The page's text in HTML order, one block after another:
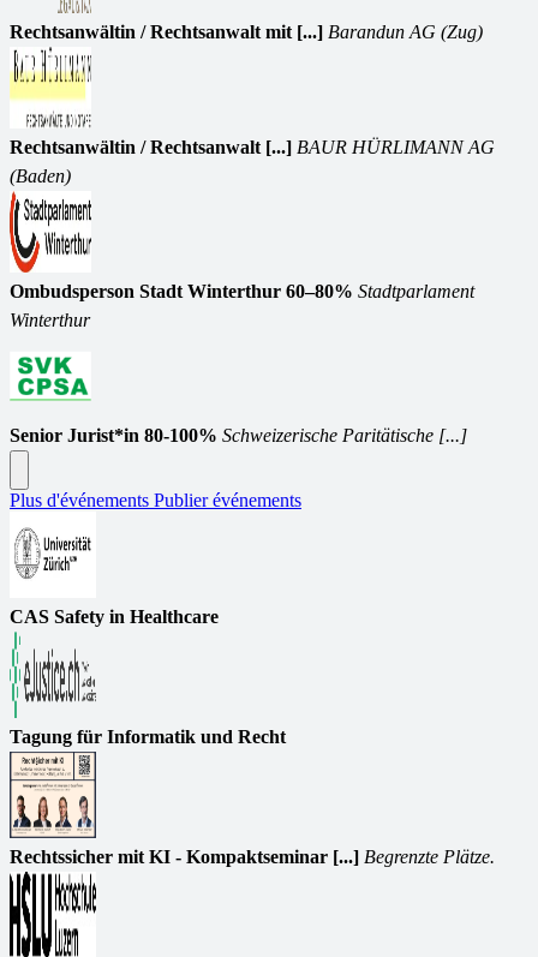
Rechtsanwältin / Rechtsanwalt mit [...] Barandun AG (Zug)
Rechtsanwältin / Rechtsanwalt [...] BAUR HÜRLIMANN AG
(Baden)
Ombudsperson Stadt Winterthur 60–80% Stadtparlament
Winterthur
Senior Jurist*in 80-100% Schweizerische Paritätische [...]
Plus d'événements Publier événements
CAS Safety in Healthcare
Tagung für Informatik und Recht
Rechtssicher mit KI - Kompaktseminar [...] Begrenzte Plätze.